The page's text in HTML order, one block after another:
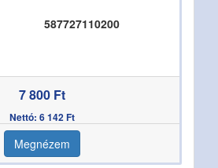
587727110200
7 800 Ft
Nettó: 6 142 Ft
Megnézem